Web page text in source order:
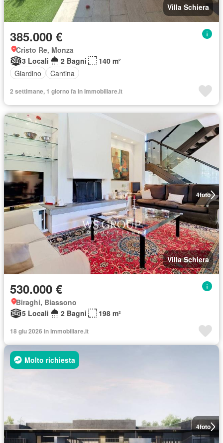
Villa Schiera
385.000 €
Cristo Re, Monza
3 Locali
2 Bagni
140 m²
Giardino
Cantina
2 settimane, 1 giorno fa in Immobiliare.it
4foto
Villa Schiera
530.000 €
Biraghi, Biassono
5 Locali
2 Bagni 198 m²
18 giu 2026 in Immobiliare.it
4foto
Molto richiesta